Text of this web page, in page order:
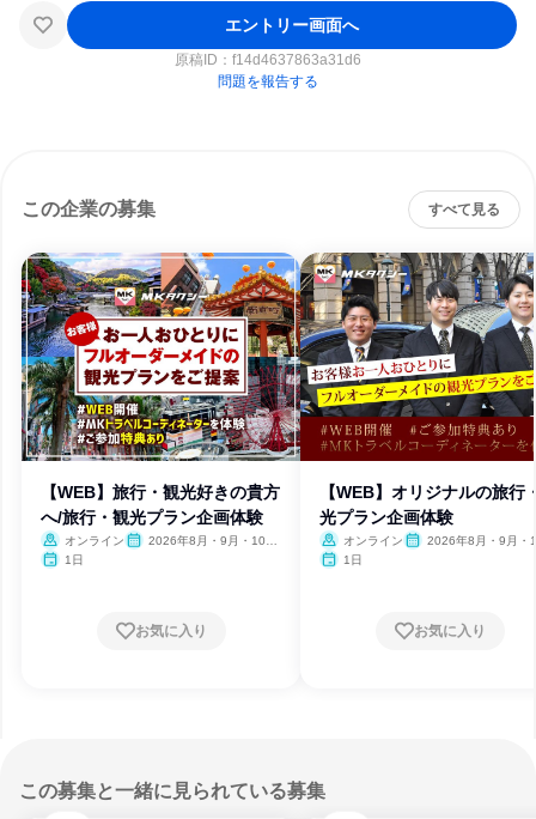
エントリー画面へ
原稿ID： f14d4637863a31d6
問題を報告する
この企業の募集 すべて見る
【WEB】旅行・観光好きの貴方
へ/旅行・観光プラン企画体験
オンライン
2026年8月・9月・10
1日
お気に入り
【WEB】オリジナルの旅行
光プラン企画体験
オンライン
2026年8月・9月・
1日
お気に入り
この募集と一緒に見られている募集